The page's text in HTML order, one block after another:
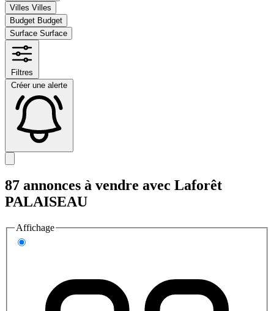
Villes Villes
Budget Budget
Surface Surface
Filtres
Créer une alerte
87 annonces à vendre avec Laforêt
PALAISEAU
Affichage